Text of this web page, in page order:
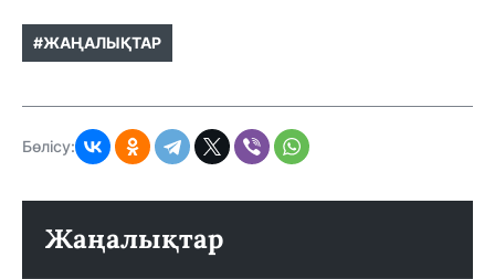
#ЖАҢАЛЫҚТАР
Бөлісу:
Жаңалықтар